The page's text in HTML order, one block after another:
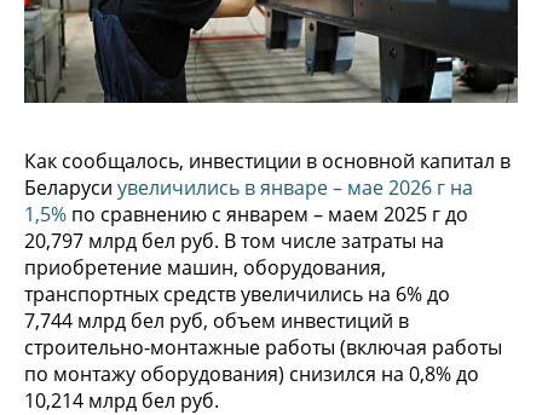
Как сообщалось, инвестиции в основной капитал в
Беларуси увеличились в январе – мае 2026 г на
1,5% по сравнению с январем – маем 2025 г до
20,797 млрд бел руб. В том числе затраты на
приобретение машин, оборудования,
транспортных средств увеличились на 6% до
7,744 млрд бел руб, объем инвестиций в
строительно-монтажные работы (включая работы
по монтажу оборудования) снизился на 0,8% до
10,214 млрд бел руб.